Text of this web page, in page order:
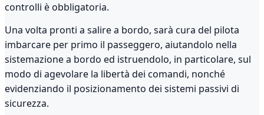
controlli è obbligatoria.
Una volta pronti a salire a bordo, sarà cura del pilota
imbarcare per primo il passeggero, aiutandolo nella
sistemazione a bordo ed istruendolo, in particolare, sul
modo di agevolare la libertà dei comandi, nonché
evidenziando il posizionamento dei sistemi passivi di
sicurezza.